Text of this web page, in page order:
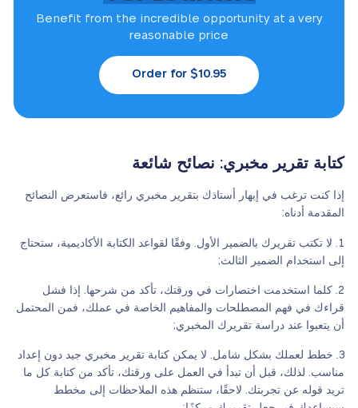
Benefit from the incredible opportunity at a very
reasonable price
Order for $10.95
كتابة تقرير مخبري: نصائح شائعة
إذا كنت ترغب في إبهار أستاذك بتقرير مخبري رائع، فاستعرض النصائح
المقدمة أدناه:
لا تكتب تقريرك بالضمير الأول. وفقًا لقواعد الكتابة الأكاديمية، ستحتاج
إلى استخدام الضمير الثالث;
كلما استخدمت اختصارات في ورقتك، تأكد من شرحها. إذا فشل
قراءك في فهم المصطلحات والمفاهيم الخاصة في عملك، فمن المحتمل
أن يتعبوا عند دراسة تقريرك المخبري;
خطط لعملك بشكل شامل. لا يمكن كتابة تقرير مخبري جيد دون إعداد
مناسب. لذلك، قبل أن تبدأ في العمل على ورقتك، تأكد من كتابة كل ما
تريد قوله عن تجربتك. لاحقًا، ستنظم هذه الملاحظات إلى مخطط